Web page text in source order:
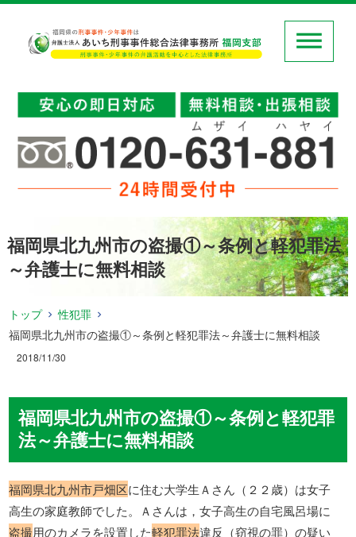
福岡県北九州市の盗撮①～条例と軽犯罪法
～弁護士に無料相談
トップ
性犯罪
福岡県北九州市の盗撮①～条例と軽犯罪法～弁護士に無料相談
2018/11/30
福岡県北九州市の盗撮①～条例と軽犯罪
法～弁護士に無料相談
福岡県北九州市戸畑区に住む大学生Ａさん（２２歳）は女子
高生の家庭教師でした。Ａさんは，女子高生の自宅風呂場に
盗撮用のカメラを設置した軽犯罪法違反（窃視の罪）の疑い